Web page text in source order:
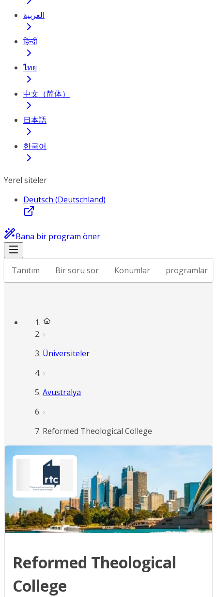
العربية
हिन्दी
ไทย
中文（简体）
日本語
한국어
Yerel siteler
Deutsch (Deutschland)
Bana bir program öner
Tanıtım Bir soru sor Konumlar programlar
Üniversiteler
Avustralya
Reformed Theological College
Reformed Theological
College